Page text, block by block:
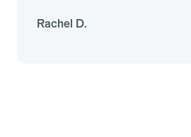
Rachel D.